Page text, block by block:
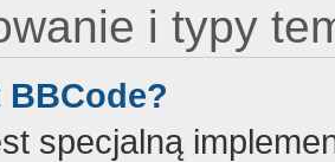
i typy
BBCode?
specjalną